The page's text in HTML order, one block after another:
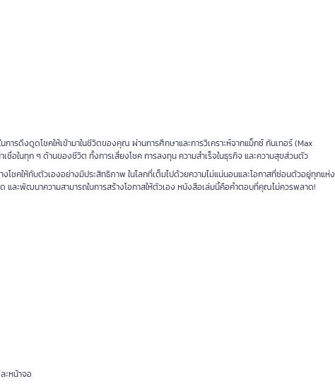
ารดึงดูดโชคให้เข้ามาในชีวิตของคุณ ผ่านการศึกษาและการวิเคราะห์จากแม็กซ์ กันเทอร์ (Max
ในทุก ๆ ด้านของชีวิต ทั้งการเสี่ยงโชค การลงทุน ความสำเร็จในธุรกิจ และความสุขส่วนตัว
ชคให้กับตัวเองอย่างมีประสิทธิภาพ ในโลกที่เต็มไปด้วยความไม่แน่นอนและโอกาสที่ซ่อนตัวอยู่ทุกแห่ง
และพัฒนาความสามารถในการสร้างโอกาสให้ตัวเอง หนังสือเล่มนี้คือคำตอบที่คุณไม่ควรพลาด!
ะหน้าจอ